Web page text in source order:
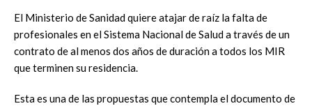
El Ministerio de Sanidad quiere atajar de raíz la falta de
profesionales en el Sistema Nacional de Salud a través de un
contrato de al menos dos años de duración a todos los MIR
que terminen su residencia.
Esta es una de las propuestas que contempla el documento de